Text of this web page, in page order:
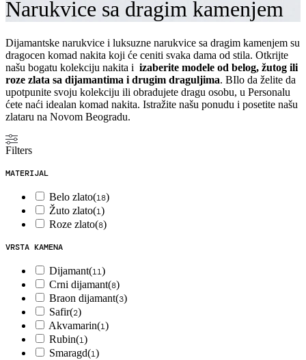
Narukvice sa dragim kamenjem
Dijamantske narukvice i luksuzne narukvice sa dragim kamenjem su
dragocen komad nakita koji će ceniti svaka dama od stila. Otkrijte
našu bogatu kolekciju nakita i izaberite modele od belog, žutog ili
roze zlata sa dijamantima i drugim draguljima. BIlo da želite da
upotpunite svoju kolekciju ili obradujete dragu osobu, u Personalu
ćete naći idealan komad nakita. Istražite našu ponudu i posetite našu
zlataru na Novom Beogradu.
Filters
MATERIJAL
Belo zlato(18)
Žuto zlato(1)
Roze zlato(8)
VRSTA KAMENA
Dijamant(11)
Crni dijamant(8)
Braon dijamant(3)
Safir(2)
Akvamarin(1)
Rubin(1)
Smaragd(1)